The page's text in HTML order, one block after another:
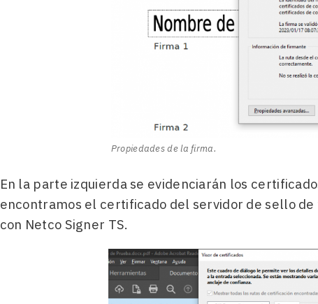
Propiedades de la firma.
En la parte izquierda se evidenciarán los
encontramos el certificado del servidor de sello
con Netco Signer TS.